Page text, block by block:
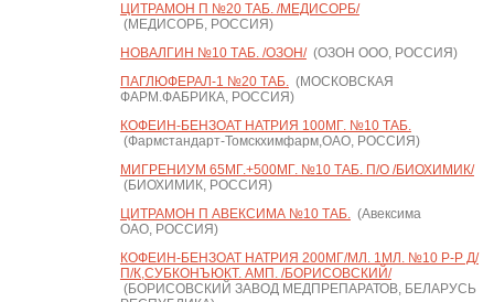
ЦИТРАМОН П №20 ТАБ. /МЕДИСОРБ/
(МЕДИСОРБ, РОССИЯ)
НОВАЛГИН №10 ТАБ. /ОЗОН/(ОЗОН ООО, РОССИЯ)
ПАГЛЮФЕРАЛ-1 №20 ТАБ.(МОСКОВСКАЯ
ФАРМ.ФАБРИКА, РОССИЯ)
КОФЕИН-БЕНЗОАТ НАТРИЯ 100МГ. №10 ТАБ.
(Фармстандарт-Томскхимфарм,ОАО, РОССИЯ)
МИГРЕНИУМ 65МГ.+500МГ. №10 ТАБ. П/О /БИОХИМИК/
(БИОХИМИК, РОССИЯ)
ЦИТРАМОН П АВЕКСИМА №10 ТАБ.(Авексима
ОАО, РОССИЯ)
КОФЕИН-БЕНЗОАТ НАТРИЯ 200МГ/МЛ. 1МЛ. №10 Р-Р Д/
П/К,СУБКОНЪЮКТ. АМП. /БОРИСОВСКИЙ/
(БОРИСОВСКИЙ ЗАВОД МЕДПРЕПАРАТОВ, БЕЛАРУСЬ